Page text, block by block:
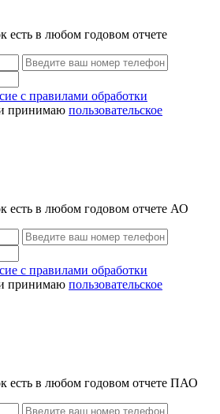
есть в любом годовом отчете
с правилами обработки
принимаю пользовательское
есть в любом годовом отчете АО
с правилами обработки
принимаю пользовательское
есть в любом годовом отчете ПАО